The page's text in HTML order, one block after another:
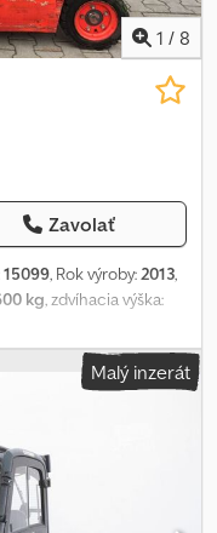
1 / 8
Zavolať
15099, Rok výroby:2013,
kg, zdvíhacia výška:
výška:
zadnej pneumatiky:
motora: Elektrický,Malý inzerát